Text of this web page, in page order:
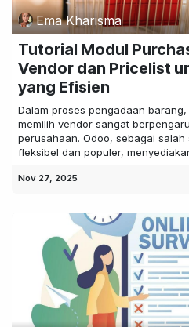
Ema Kharisma
Tutorial Modul
Vendor dan Pricelist
yang Efisien
Dalam proses pengadaan
memilih vendor sangat
perusahaan. Odoo, sebagai salah
fleksibel dan populer,
Nov 27, 2025